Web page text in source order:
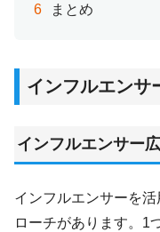
まとめ
インフルエンサ
インフルエンサー
インフルエンサーを
ローチがあります。1